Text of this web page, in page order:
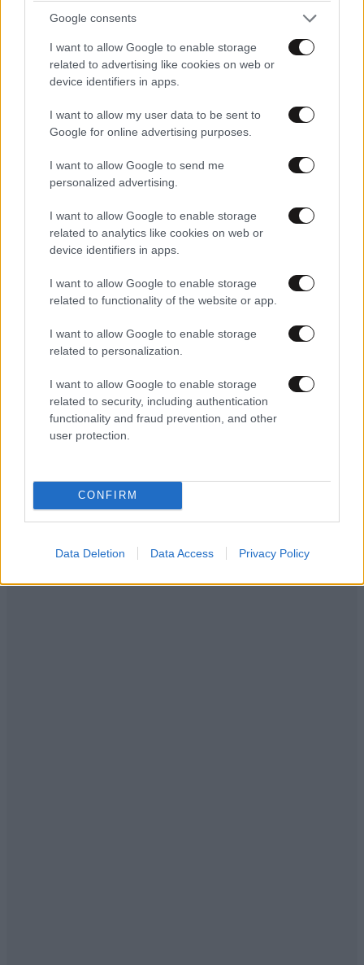
Google consents
I want to allow Google to enable storage
related to advertising like cookies on web or
device identifiers in apps.
I want to allow my user data to be sent to
Google for online advertising purposes.
I want to allow Google to send me
personalized advertising.
I want to allow Google to enable storage
related to analytics like cookies on web or
device identifiers in apps.
I want to allow Google to enable storage
related to functionality of the website or app.
I want to allow Google to enable storage
related to personalization.
I want to allow Google to enable storage
related to security, including authentication
functionality and fraud prevention, and other
user protection.
CONFIRM
Data Deletion Data Access Privacy Policy
TRENDING
Εριέττα Κούρκουλου – Τα 33α γενέθλια και τα
φιλιά με τον Βύρωνα Βασιλειάδη: «Καμία στιγμή
ευτυχίας δεδομένη»